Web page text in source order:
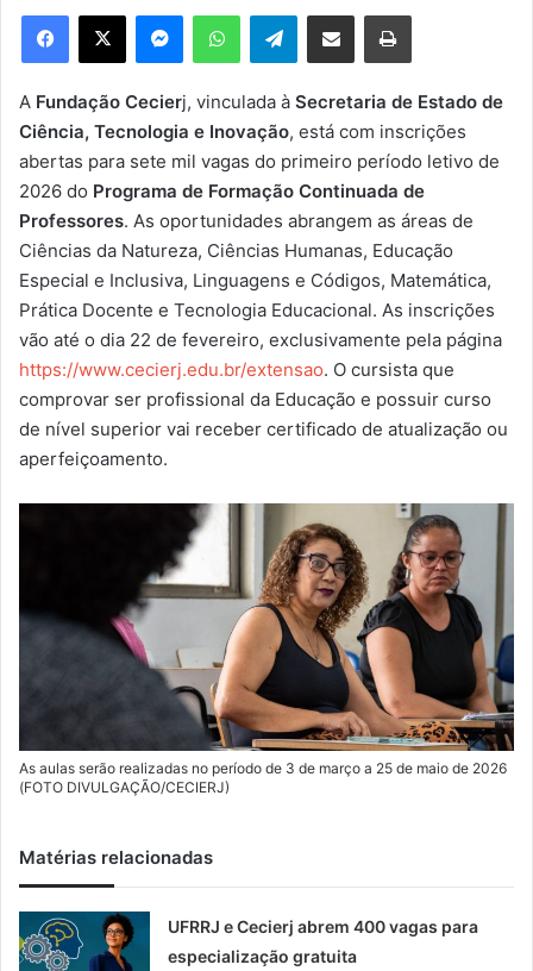
e
u
m
e
-
m
a
Telegram
A Fundação Cecierj, vinculada à Secretaria de Estado de
Ciência, Tecnologia e Inovação, está com inscrições
abertas para sete mil vagas do primeiro período letivo de
2026 do Programa de Formação Continuada de
Professores. As oportunidades abrangem as áreas de
Ciências da Natureza, Ciências Humanas, Educação
Especial e Inclusiva, Linguagens e Códigos, Matemática,
Prática Docente e Tecnologia Educacional. As inscrições
vão até o dia 22 de fevereiro, exclusivamente pela página
https://www.cecierj.edu.br/extensao. O cursista que
comprovar ser profissional da Educação e possuir curso
de nível superior vai receber certificado de atualização ou
aperfeiçoamento.
As aulas serão realizadas no período de 3 de março a 25 de maio de 2026
(FOTO DIVULGAÇÃO/CECIERJ)
Matérias relacionadas
UFRRJ e Cecierj abrem 400 vagas para
especialização gratuita